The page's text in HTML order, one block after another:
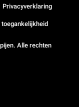
Alle rechten
Privacyverklaring
toegankelijkheid